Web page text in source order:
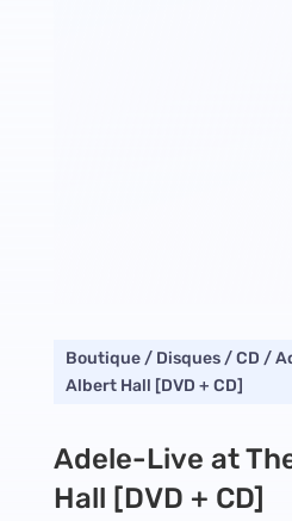
Boutique/ Disques/CD /
Albert Hall [DVD + CD]
Adele-Live at
Hall [DVD + CD]